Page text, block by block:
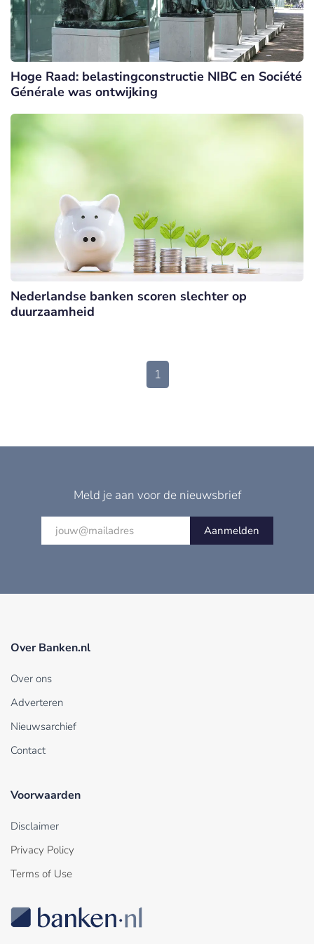
Hoge Raad: belastingconstructie NIBC en Société
Générale was ontwijking
Nederlandse banken scoren slechter op
duurzaamheid
1
Meld je aan voor de nieuwsbrief
Aanmelden
Over Banken.nl
Over ons
Adverteren
Nieuwsarchief
Contact
Voorwaarden
Disclaimer
Privacy Policy
Terms of Use